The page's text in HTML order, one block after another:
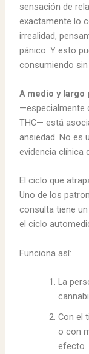
sensación de
exactamente lo
irrealidad,
pánico. Y esto
consumiendo
A medio y largo
—especialmente
THC— está
ansiedad. No es
evidencia clínica
El ciclo que
Uno de los
consulta tiene
el ciclo
Funciona así:
La
Con el
o con
efecto.